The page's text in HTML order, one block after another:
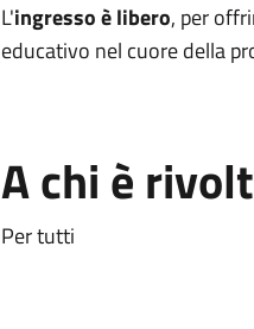
L'ingresso è libero, per
educativo nel cuore della
A chi è
Per tutti